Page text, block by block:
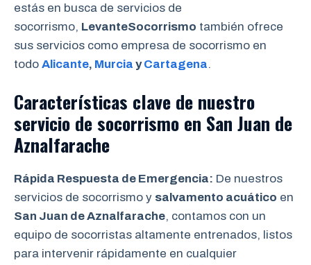
estás en busca de servicios de
socorrismo, LevanteSocorrismo también ofrece
sus servicios como empresa de socorrismo en
todo Alicante, Murcia yCartagena.
Características clave de nuestro
servicio de socorrismo en San Juan de
Aznalfarache
Rápida Respuesta de Emergencia: De nuestros
servicios de socorrismo y salvamento acuático en
San Juan de Aznalfarache, contamos con un
equipo de socorristas altamente entrenados, listos
para intervenir rápidamente en cualquier